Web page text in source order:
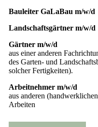
Bauleiter GaLaBau m/w/d
Landschaftsgärtner m/w/d
Gärtner m/w/d
aus einer anderen
des Garten- und
solcher Fertigkeiten).
Arbeitnehmer m/w/d
aus anderen
Arbeiten